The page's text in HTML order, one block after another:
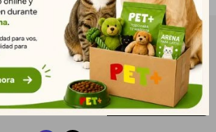
NEWSLETTER
y recibí todas nuestras novedades!
SUSCRIBIRME